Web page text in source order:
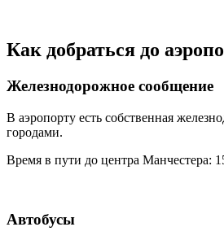
Как добраться до
Железнодорожное сообщение
В аэропорту есть собственная
городами.
Время в пути до центра Манчестера:
Автобусы